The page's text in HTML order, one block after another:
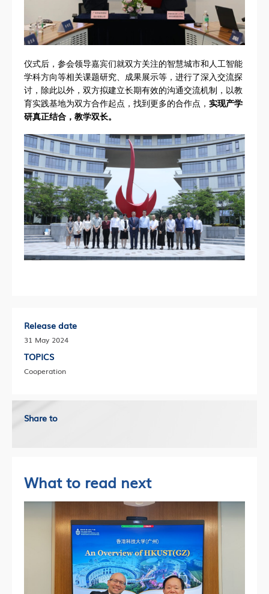
仪式后，参会领导嘉宾们就双方关注的智慧城市和人工智能
学科方向等相关课题研究、成果展示等，进行了深入交流探
讨，除此以外，双方拟建立长期有效的沟通交流机制，以教
育实践基地为双方合作起点，找到更多的合作点， 实现产学
研真正结合，教学双长。
Release date
31 May 2024
TOPICS
Cooperation
Share to
What to read next